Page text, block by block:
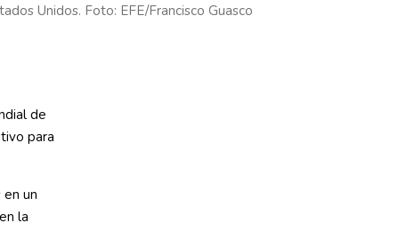
Unidos. Foto: EFE/Francisco Guasco
de
para
un
la